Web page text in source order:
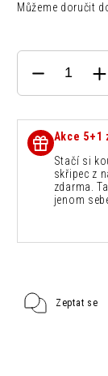
Můžeme doručit
Akce 5+1
Stačí si
skřipec z
zdarma.
jenom
Zeptat se